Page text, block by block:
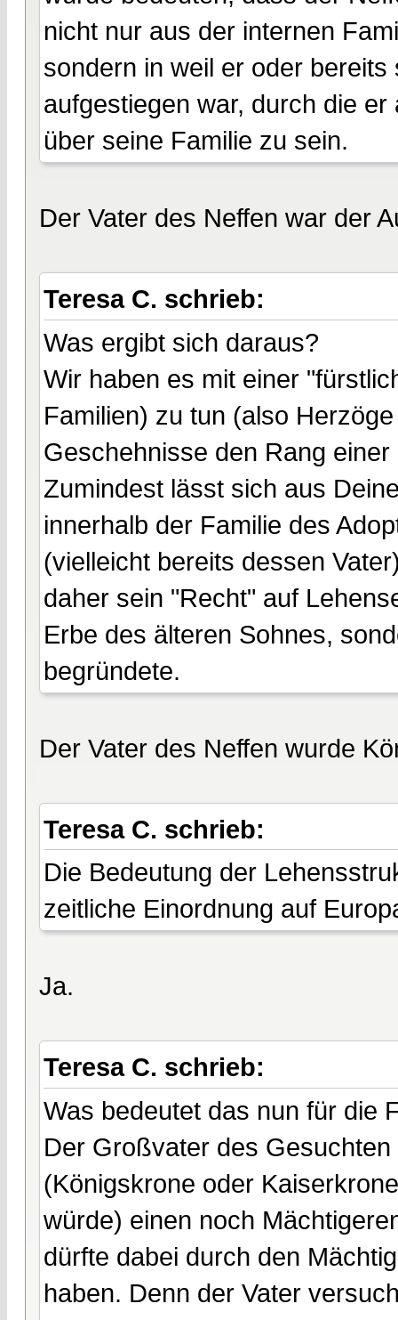
nicht nur aus der internen
sondern in weil er oder
aufgestiegen war, durch die
über seine Familie zu sein.
Der Vater des Neffen war der
Teresa C. schrieb:
Was ergibt sich daraus?
Wir haben es mit einer
Familien) zu tun (also
Geschehnisse den Rang
Zumindest lässt sich aus
innerhalb der Familie des
(vielleicht bereits dessen
daher sein "Recht" auf
Erbe des älteren Sohnes,
begründete.
Der Vater des Neffen wurde
Teresa C. schrieb:
Die Bedeutung der
zeitliche Einordnung auf
Ja.
Teresa C. schrieb:
Was bedeutet das nun für die
Der Großvater des
(Königskrone oder
würde) einen noch
dürfte dabei durch den
haben. Denn der Vater